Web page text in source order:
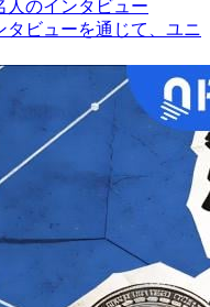
人のインタビュー
タビューを通じて、ユニ